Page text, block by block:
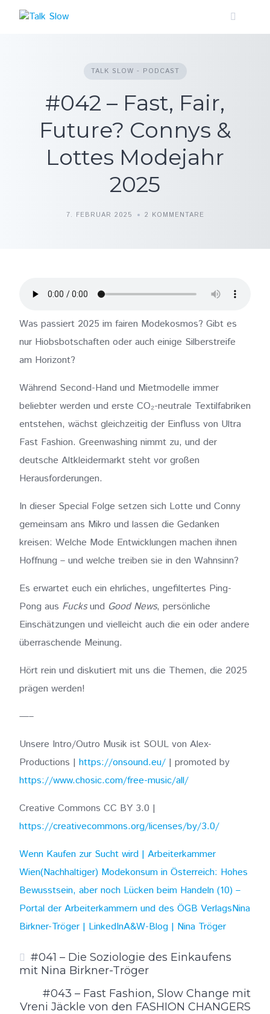
TALK SLOW - PODCAST
#042 – Fast, Fair,
Future? Connys &
Lottes Modejahr
2025
7. FEBRUAR 2025 2 KOMMENTARE
Was passiert 2025 im fairen Modekosmos? Gibt es
nur Hiobsbotschaften oder auch einige Silberstreife
am Horizont?
Während Second-Hand und Mietmodelle immer
beliebter werden und erste CO₂-neutrale Textilfabriken
entstehen, wächst gleichzeitig der Einfluss von Ultra
Fast Fashion. Greenwashing nimmt zu, und der
deutsche Altkleidermarkt steht vor großen
Herausforderungen.
In dieser Special Folge setzen sich Lotte und Conny
gemeinsam ans Mikro und lassen die Gedanken
kreisen: Welche Mode Entwicklungen machen ihnen
Hoffnung – und welche treiben sie in den Wahnsinn?
Es erwartet euch ein ehrliches, ungefiltertes Ping-
Pong aus Fucksund Good News, persönliche
Einschätzungen und vielleicht auch die ein oder andere
überraschende Meinung.
Hört rein und diskutiert mit uns die Themen, die 2025
prägen werden!
—–
Unsere Intro/Outro Musik ist SOUL von Alex-
Productions | https://onsound.eu/ | promoted by
https://www.chosic.com/free-music/all/
Creative Commons CC BY 3.0 |
https://creativecommons.org/licenses/by/3.0/
⁠Wenn Kaufen zur Sucht wird | Arbeiterkammer
Wien⁠⁠(Nachhaltiger) Modekonsum in Österreich: Hohes
Bewusstsein, aber noch Lücken beim Handeln (10) –
Portal der Arbeiterkammern und des ÖGB Verlags⁠⁠Nina
Birkner-Tröger | LinkedIn⁠⁠A&W-Blog | Nina Tröger⁠
#041 – Die Soziologie des Einkaufens
mit Nina Birkner-Tröger
#043 – Fast Fashion, Slow Change mit
Vreni Jäckle von den FASHION CHANGERS